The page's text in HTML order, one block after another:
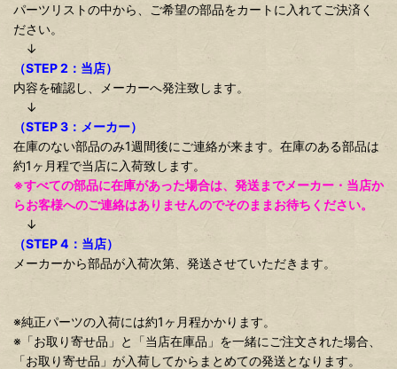
パーツリストの中から、ご希望の部品をカートに入れてご決済く
ださい。
↓
（STEP 2：当店）
内容を確認し、メーカーへ発注致します。
↓
（STEP 3：メーカー）
在庫のない部品のみ1週間後にご連絡が来ます。在庫のある部品は
約1ヶ月程で当店に入荷致します。
※すべての部品に在庫があった場合は、発送までメーカー・当店か
らお客様へのご連絡はありませんのでそのままお待ちください。
↓
（STEP 4：当店）
メーカーから部品が入荷次第、発送させていただきます。
※純正パーツの入荷には約1ヶ月程かかります。
※「お取り寄せ品」と「当店在庫品」を一緒にご注文された場合、
「お取り寄せ品」が入荷してからまとめての発送となります。